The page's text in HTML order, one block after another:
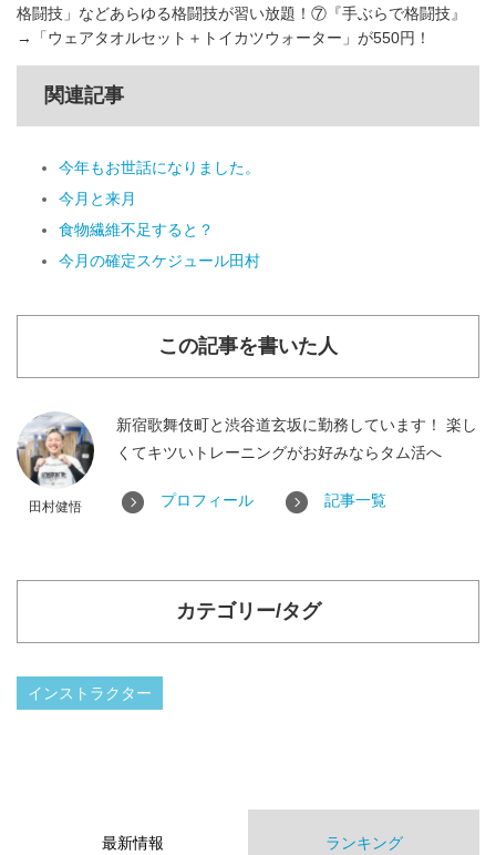
格闘技」などあらゆる格闘技が習い放題！⑦『手ぶらで格闘技』
→「ウェアタオルセット＋トイカツウォーター」が550円！
関連記事
今年もお世話になりました。
今月と来月
食物繊維不足すると？
今月の確定スケジュール田村
この記事を書いた人
田村健悟
新宿歌舞伎町と渋谷道玄坂に勤務しています！ 楽し
くてキツいトレーニングがお好みならタム活へ
プロフィール 記事一覧
カテゴリー/タグ
インストラクター
最新情報 ランキング